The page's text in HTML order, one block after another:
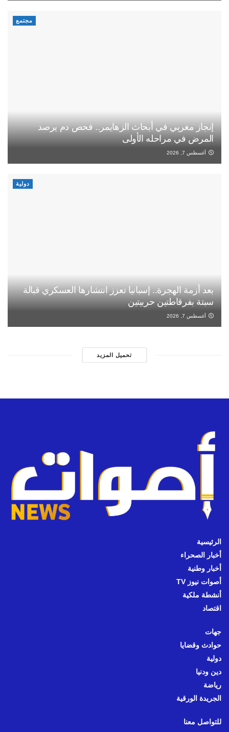
مجتمع
إنجاز مغربي في أبحاث الزهايمر.. فحص دم يرصد
المرض في مراحله الأولى
أغسطس 7, 2026
دولية
بعد أزمة الهجرة.. إسبانيا تعزز انتشارها العسكري قبالة
سبتة بفرقاطتين حربيتين
أغسطس 7, 2026
تحميل المزيد
الرئيسية
أخبار الصحراء
أخبار وطنية
أصوات نيوز TV
أنشطة ملكية
اقتصاد
جهات
حوادث وقضايا
دولية
دين ودنيا
رياضة
الجريدة الورقية
للتواصل معنا